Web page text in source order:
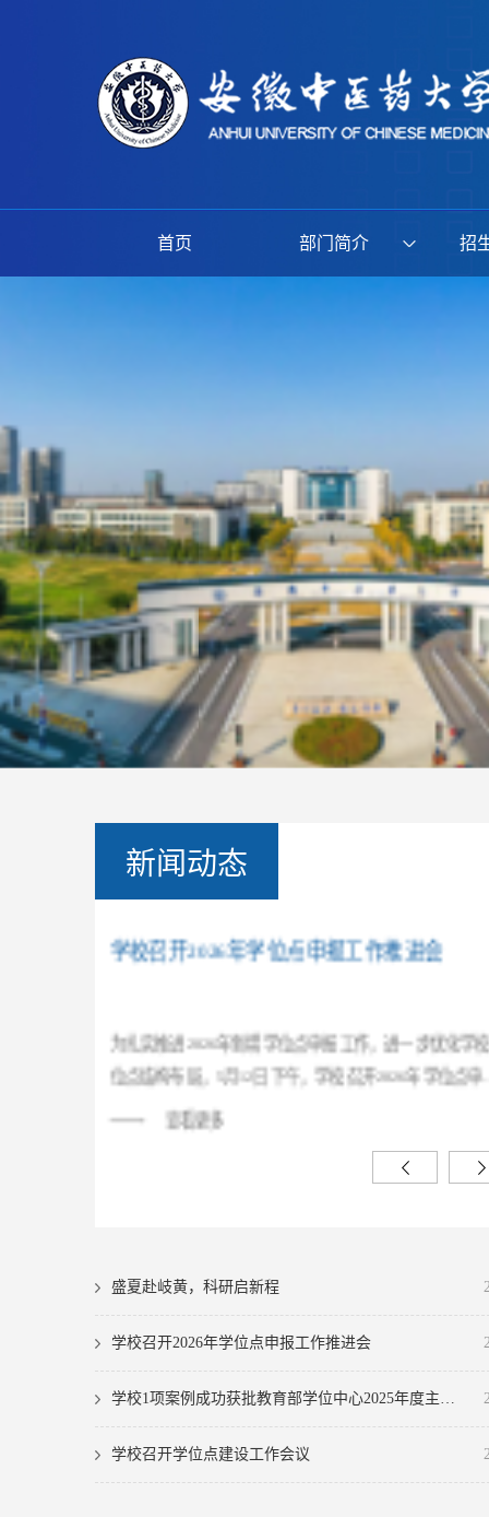
首页 部门简介 招
新闻动态
学校召开国家级教学成果奖申报专家指导
为进一步推进国家级教学成果奖申报工作，4月10日
学校召开国家级教学成果奖申报专家指导会。会议由
委常委、副校长桂双英主持，研究生院、教务处、药
学院等主要负责同志参加。桂双英指出，国家级教学
查看更多
盛夏赴岐黄，科研启新程
学校召开2026年学位点申报工作推进会
学校1项案例成功获批教育部学位中心2025年度主题案例立项
学校召开学位点建设工作会议